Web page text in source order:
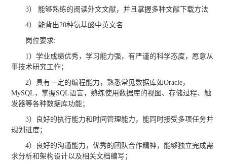
3） 能够熟练的阅读外文文献，并且掌握多种文献下载方法
4） 能背出20种氨基酸中英文名
岗位要求:
1）学业成绩优秀，学习能力强，有严谨的科学态度，愿意从
事技术研究工作；
2）具有一定的编程能力，熟悉常见数据库如Oracle，
MySQL，掌握SQL语言，熟练使用数据库的视图、存储过程、触
发器等各种数据库功能；
3）良好的执行能力和时间管理能力，能同时接受多项任务并
规划进度；
4）良好的沟通能力，优秀的团队合作精神，能够独立完成需
求分析和架构设计以及相关文档编写；